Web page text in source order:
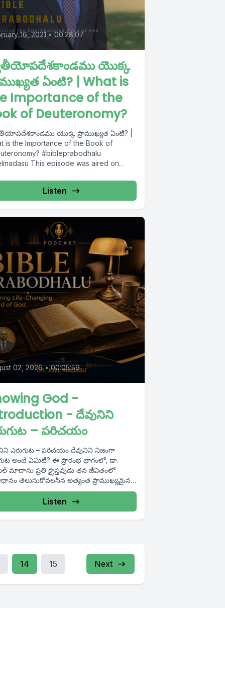
16, 2021 • 00:28:07
యొక్క
ఏంటి? | What is
Importance of the
of Deuteronomy?
యొక్క ప్రాముఖ్యత ఏంటి? |
is the Importance of the Book of
#bibleprabodhalu
This episode was aired on
Listen
02, 2026 • 00:05:59
God -
- దేవునిని
– పరిచయం
ఎరుగుట – పరిచయం దేవునిని నిజంగా
అంటే ఏమిటి? ఈ ప్రారంభ భాగంలో, డా.
మాదాసు ప్రతి క్రైస్తవుడు తన జీవితంలో
తెలుసుకోవలసిన అత్యంత ప్రాముఖ్యమైన
Listen
14 15 Next